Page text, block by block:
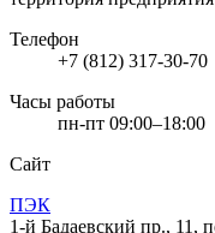
Телефон
+7 (812) 317-30-70
Часы работы
пн-пт 09:00–18:00
Сайт
ПЭК
1-й Бадаевский пр., 11,